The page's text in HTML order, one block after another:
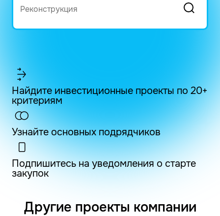
Найдите инвестиционные проекты по 20+
критериям
Узнайте основных подрядчиков
Подпишитесь на уведомления о старте
закупок
Другие проекты компании